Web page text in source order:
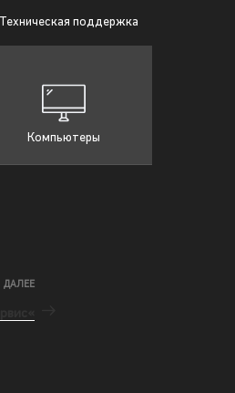
Техническая поддержка
Компьютеры
ДАЛЕЕ